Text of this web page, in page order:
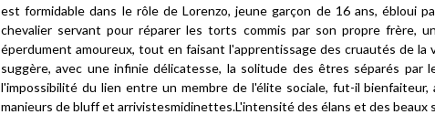
est formidable dans le rôle de Lorenzo, jeune garçon de 16 ans, ébloui
chevalier servant pour réparer les torts commis par son propre frère,
éperdument amoureux, tout en faisant l'apprentissage des cruautés de la
suggère, avec une infinie délicatesse, la solitude des êtres séparés par
l'impossibilité du lien entre un membre de l'élite sociale, fut-il
manieurs de bluff et arrivistesmidinettes.L'intensité des élans et des